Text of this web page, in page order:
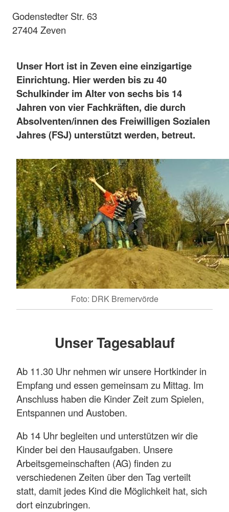
Godenstedter Str. 63
27404 Zeven
Unser Hort ist in Zeven eine einzigartige
Einrichtung. Hier werden bis zu 40
Schulkinder im Alter von sechs bis 14
Jahren von vier Fachkräften, die durch
Absolventen/innen des Freiwilligen Sozialen
Jahres (FSJ) unterstützt werden, betreut.
Foto: DRK Bremervörde
Unser Tagesablauf
Ab 11.30 Uhr nehmen wir unsere Hortkinder in
Empfang und essen gemeinsam zu Mittag. Im
Anschluss haben die Kinder Zeit zum Spielen,
Entspannen und Austoben.
Ab 14 Uhr begleiten und unterstützen wir die
Kinder bei den Hausaufgaben. Unsere
Arbeitsgemeinschaften (AG) finden zu
verschiedenen Zeiten über den Tag verteilt
statt, damit jedes Kind die Möglichkeit hat, sich
dort einzubringen.